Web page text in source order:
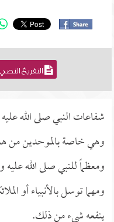
التفريغ
شفاعات النبي صلى الله
وهي خاصة بالموحدين من
ومعظماً للنبي صلى الله
ومهما توسل بالأنبياء أو
ينفعه شيء من ذلك.